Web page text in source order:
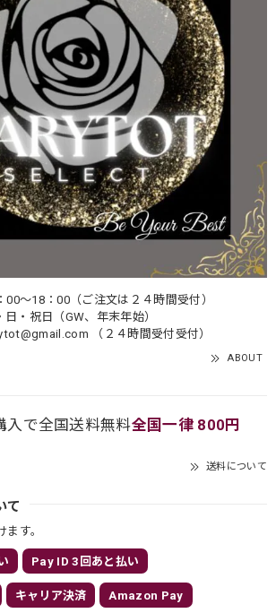
00〜18：00（ご注文は２４時間受付）
日・祝日（GW、年末年始）
（２４時間受付受付）
ABOUT
入で全国送料無料全国一律 800円
送料について
て
す。
Pay ID 3回あと払い
キャリア決済 Amazon Pay